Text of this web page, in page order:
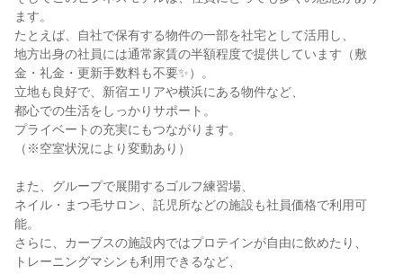
ます。
たとえば、自社で保有する物件の一部を社宅として活用し、
地方出身の社員には通常家賃の半額程度で提供しています（敷
金・礼金・更新手数料も不要✨）。
立地も良好で、新宿エリアや横浜にある物件など、
都心での生活をしっかりサポート。
プライベートの充実にもつながります。
（※空室状況により変動あり）
また、グループで展開するゴルフ練習場、
ネイル・まつ毛サロン、託児所などの施設も社員価格で利用可
能。
さらに、カーブスの施設内ではプロテインが自由に飲めたり、
トレーニングマシンも利用できるなど、